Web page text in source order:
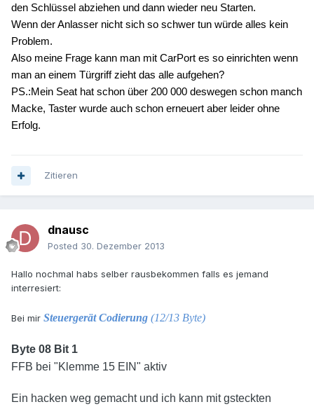
den Schlüssel abziehen und dann wieder neu Starten.
Wenn der Anlasser nicht sich so schwer tun würde alles kein
Problem.
Also meine Frage kann man mit CarPort es so einrichten wenn
man an einem Türgriff zieht das alle aufgehen?
PS.:Mein Seat hat schon über 200 000 deswegen schon manch
Macke, Taster wurde auch schon erneuert aber leider ohne
Erfolg.
Zitieren
dnausc
Posted 30. Dezember 2013
Hallo nochmal habs selber rausbekommen falls es jemand
interresiert:
Bei mir Steuergerät Codierung (12/13 Byte)
Byte 08 Bit 1
FFB bei "Klemme 15 EIN" aktiv
Ein hacken weg gemacht und ich kann mit gsteckten